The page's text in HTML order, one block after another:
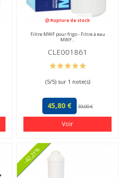
Rupture de stock
Filtre MWF pour frigo - Filtre à eau
MWF...
CLE001861
(5/5) sur 1 note(s)
45,80 € 59,00 €
Voir
-42,21%